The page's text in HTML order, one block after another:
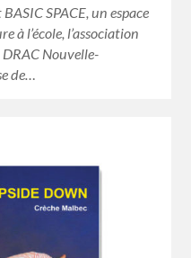
SPACE, un espace
à l’école, l’association
Nouvelle-
de…